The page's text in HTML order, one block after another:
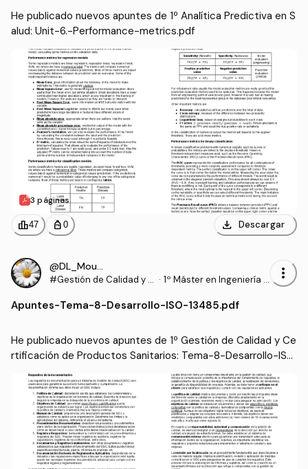
He publicado nuevos apuntes de 1º Analítica Predictiva en S
alud: Unit-6.-Performance-metrics.pdf
3 páginas
leaderboard47 personal_bag 0 download Descargar
@DL_Moura
#Gestión de Calidad y C
s Sanitarios
· 1º Máster en Ingeniería B
more_vert
Apuntes-Tema-8-Desarrollo-ISO-13485.pdf
He publicado nuevos apuntes de 1º Gestión de Calidad y Ce
rtificación de Productos Sanitarios: Tema-8-Desarrollo-ISO
-13485.pdf